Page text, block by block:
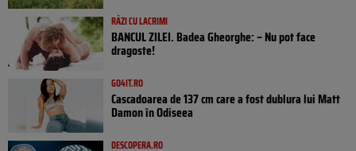
RÂZI CU LACRIMI
BANCUL ZILEI. Badea Gheorghe: – Nu pot face
dragoste!
GO4IT.RO
Cascadoarea de 137 cm care a fost dublura lui Matt
Damon în Odiseea
DESCOPERA.RO